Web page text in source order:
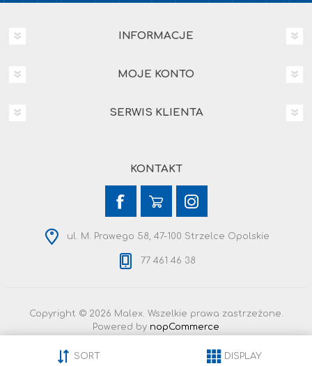
INFORMACJE
MOJE KONTO
SERWIS KLIENTA
KONTAKT
ul. M. Prawego 58, 47-100 Strzelce Opolskie
77 461 46 38
Copyright © 2026 Malex. Wszelkie prawa zastrzeżone.
Powered by nopCommerce
SORT DISPLAY